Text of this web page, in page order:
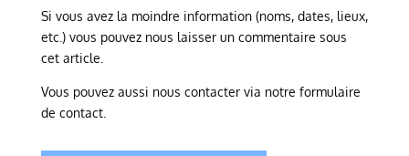
Si vous avez la moindre information (noms, dates, lieux,
etc.) vous pouvez nous laisser un commentaire sous
cet article.
Vous pouvez aussi nous contacter via notre formulaire
de contact.